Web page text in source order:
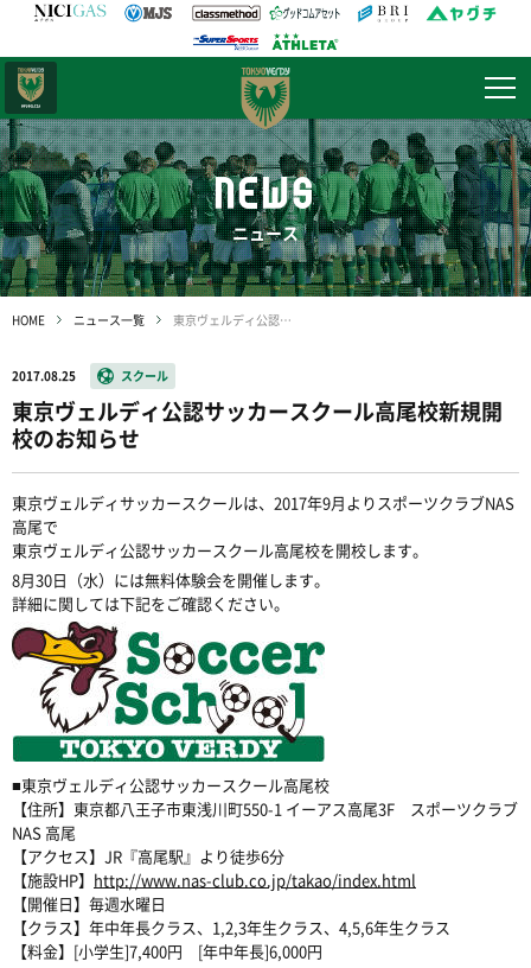
NEWS
ニュース
HOME ニュース一覧 東京ヴェルディ公認サッカースクール高尾校新規開校のお知らせ
2017.08.25 スクール
東京ヴェルディ公認サッカースクール高尾校新規開
校のお知らせ
東京ヴェルディサッカースクールは、2017年9月よりスポーツクラブNAS
高尾で
東京ヴェルディ公認サッカースクール高尾校を開校します。
8月30日（水）には無料体験会を開催します。
詳細に関しては下記をご確認ください。
■東京ヴェルディ公認サッカースクール高尾校
【住所】東京都八王子市東浅川町550-1 イーアス高尾3F スポーツクラブ
NAS 高尾
【アクセス】JR『高尾駅』より徒歩6分
【施設HP】 http://www.nas-club.co.jp/takao/index.html
【開催日】毎週水曜日
【クラス】年中年長クラス、1,2,3年生クラス、4,5,6年生クラス
【料金】[小学生]7,400円 [年中年長]6,000円